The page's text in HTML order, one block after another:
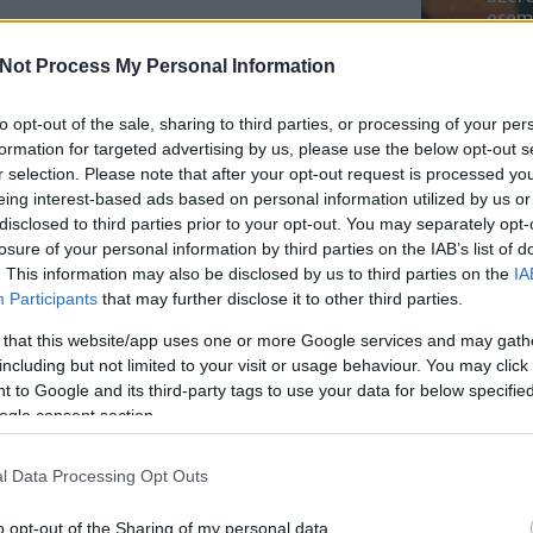
Process My Personal Information
opt-out of the sale, sharing to third parties, or processing of your
for targeted advertising by us, please use the below opt-out
selection. Please note that after your opt-out request is processed
interest-based ads based on personal information utilized by us
to third parties prior to your opt-out. You may separately
of your personal information by third parties on the IAB’s list of
This information may also be disclosed by us to third parties on the
Participants that may further disclose it to other third parties.
that this website/app uses one or more Google services and may
but not limited to your visit or usage behaviour. You may
to Google and its third-party tags to use your data for below
consent section.
Data Processing Opt Outs
opt-out of the Sharing of my personal data.
a közösségi platformokra, hogy megnézzék
azonban a terméklinkek és
segíthet abban, hogy a
érezzék magukat azon az
Például ebben az Instagram
hirdetésben az UPRIGHT
ugyanazokat a vizuális elemeket
használja a hirdetésben és a linkelt
landing oldalon egyaránt.
A következetesség fenntartásával
nemcsak megerősíted a
márkanevet, de a felhasználók
nyújt, hogy pontosan